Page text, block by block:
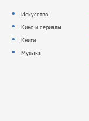
Искусство
Кино и сериалы
Книги
Музыка